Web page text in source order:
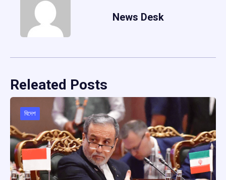
News Desk
Releated Posts
বিদেশ